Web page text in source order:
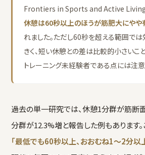
Frontiers in Sports and Active Living
休憩は60秒以上のほうが筋肥大にやや
れました。ただし60秒を超える範囲で
きく、短い休憩との差は比較的小さいこ
トレーニング未経験者である点には注意
過去の単一研究では、休憩1分群が筋断
分群が12.3%増と報告した例もあります。
「最低でも60秒以上、おおむね1〜2分以